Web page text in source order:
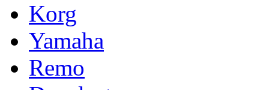
Korg
Yamaha
Remo